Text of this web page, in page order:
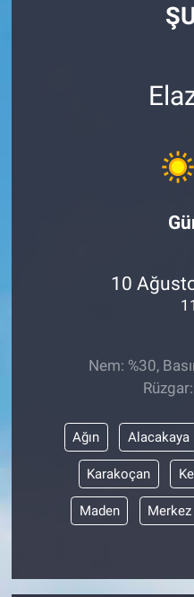
10
Nem: %30,
Ağın Alacakaya
Karakoçan
Maden Merkez